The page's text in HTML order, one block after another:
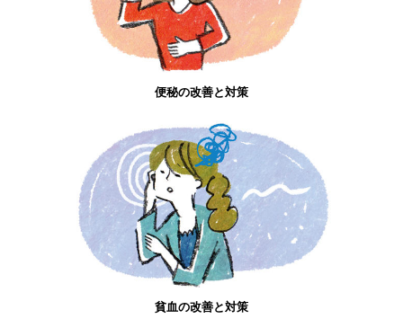
便秘の改善と対策
貧血の改善と対策